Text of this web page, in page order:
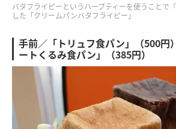
バタフライピーというハーブティーを使うことで
した「クリームパンバタフライピー」
手前／「トリュフ食パン」（500円
ートくるみ食パン」（385円）